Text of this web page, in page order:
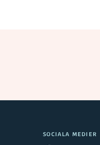
SOCIALA MEDIER